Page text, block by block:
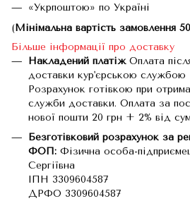
«Укрпоштою» по Україні
(Мінімальна вартість замовлення
Більше інформації про доставку
Накладений платіжОплата
доставки кур'єрською
Розрахунок готівкою при
служби доставки. Оплата за
нової пошти 20 грн + 2% від
Безготівковий розрахунок за
ФОП: Фізична особа-
Сергіївна
ІПН 3309604587
ДРФО 3309604587